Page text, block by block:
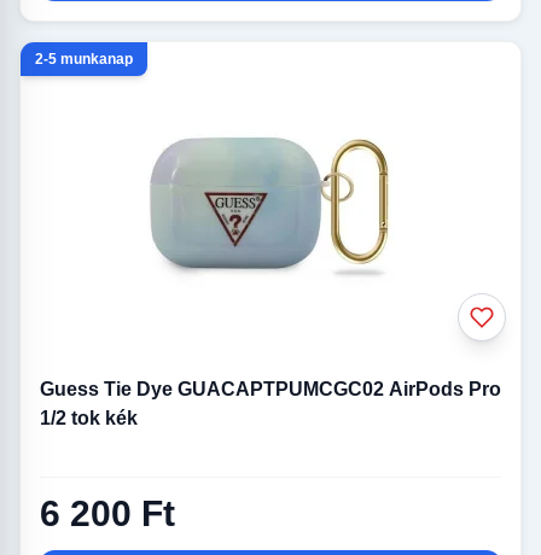
2-5 munkanap
Guess Tie Dye GUACAPTPUMCGC02 AirPods Pro
1/2 tok kék
6 200 Ft